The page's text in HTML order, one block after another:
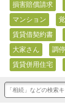
損害賠償請求
マンション
賃貸借契約書
大家さん
調停
賃貸併用住宅